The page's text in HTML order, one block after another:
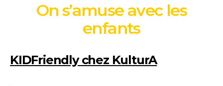
On s’amuse avec les
enfants
KIDFriendly chez KulturA